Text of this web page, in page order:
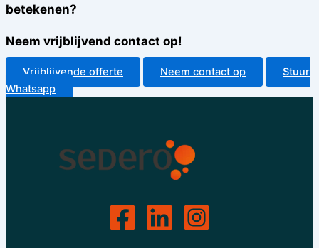
betekenen?
Neem vrijblijvend contact op!
Vrijblijvende offerte Neem contact op
Stuur
Whatsapp